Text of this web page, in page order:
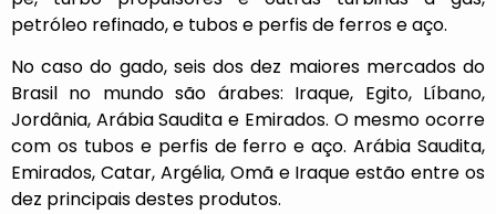
petróleo refinado, e tubos e perfis de ferros e aço.
No caso do gado, seis dos dez maiores mercados do
Brasil no mundo são árabes: Iraque, Egito, Líbano,
Jordânia, Arábia Saudita e Emirados. O mesmo ocorre
com os tubos e perfis de ferro e aço. Arábia Saudita,
Emirados, Catar, Argélia, Omã e Iraque estão entre os
dez principais destes produtos.